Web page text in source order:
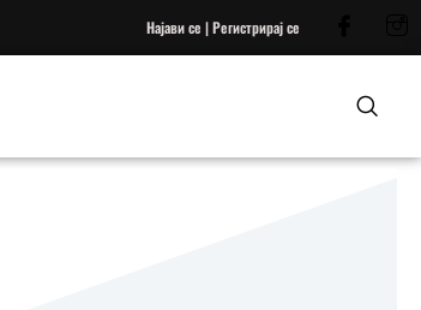
Најави се | Регистрирај се